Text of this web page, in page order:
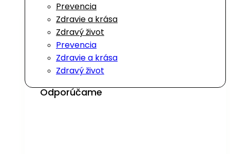
Prevencia
Zdravie a krása
Zdravý život
Prevencia
Zdravie a krása
Zdravý život
Odporúčame